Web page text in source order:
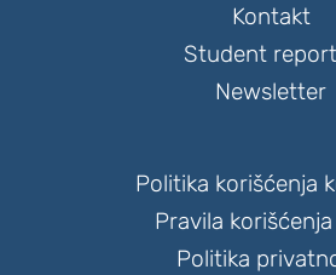
Kontakt
Student
Newsletter
Politika korišćenja
Pravila
Politika